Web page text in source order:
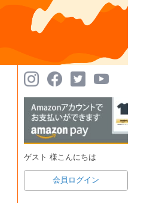
ゲスト 様こんにちは
会員ログイン